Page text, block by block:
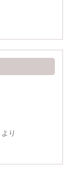
より